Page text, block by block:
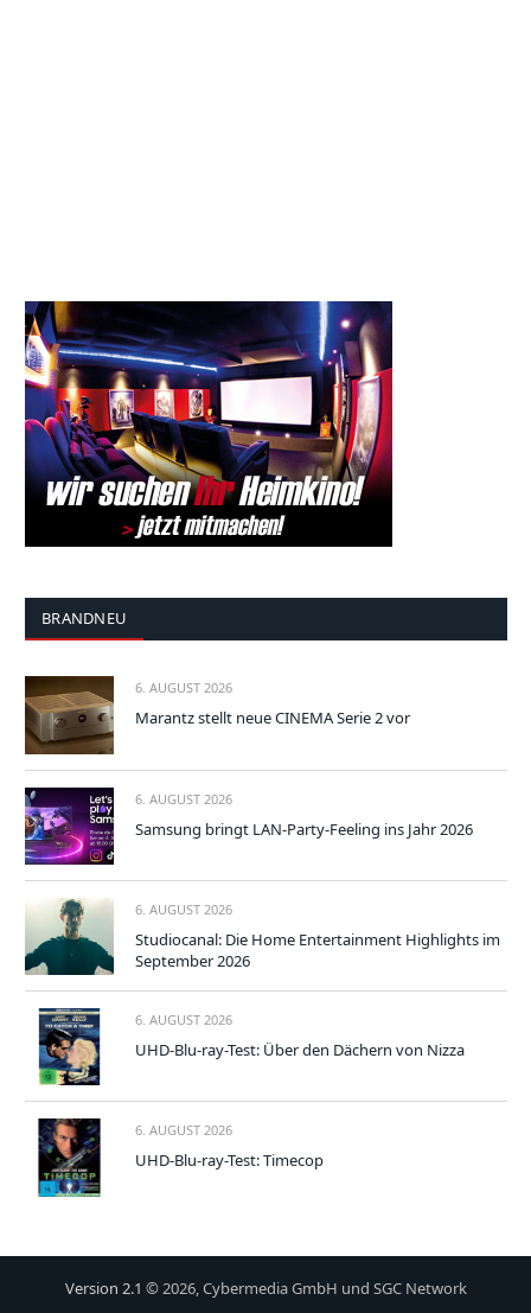
BRANDNEU
6. AUGUST 2026
Marantz stellt neue CINEMA Serie 2 vor
6. AUGUST 2026
Samsung bringt LAN-Party-Feeling ins Jahr 2026
6. AUGUST 2026
Studiocanal: Die Home Entertainment Highlights im
September 2026
6. AUGUST 2026
UHD-Blu-ray-Test: Über den Dächern von Nizza
6. AUGUST 2026
UHD-Blu-ray-Test: Timecop
Version 2.1 © 2026, Cybermedia GmbH und SGC Network